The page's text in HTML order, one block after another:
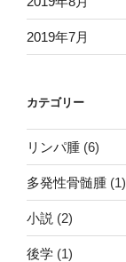
2019年7月
カテゴリー
リンパ腫 (6)
多発性骨髄腫 (1)
小説 (2)
後学 (1)